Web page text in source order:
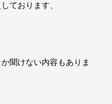
ております、
聞けない内容もありま